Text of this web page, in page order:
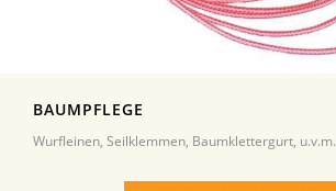
BAUMPFLEGE
Wurfleinen, Seilklemmen, Baumklettergurt, u.v.m.